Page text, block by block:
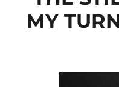
MY